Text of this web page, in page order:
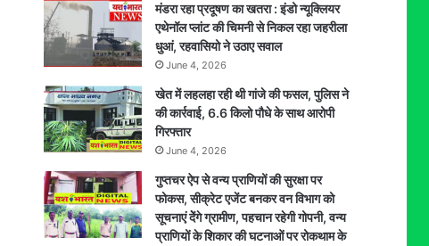
शुरू
करने
का
अल्टीमेटम
मंडरा रहा प्रदूषण का खतरा : इंडो न्यूक्लियर
एथेनॉल प्लांट की चिमनी से निकल रहा जहरीला
धुआं, रहवासियो ने उठाए सवाल
June 4, 2026
खेत में लहलहा रही थी गांजे की फसल, पुलिस ने
की कार्रवाई, 6.6 किलो पौधे के साथ आरोपी
गिरफ्तार
June 4, 2026
गुप्तचर ऐप से वन्य प्राणियों की सुरक्षा पर
फोकस, सीक्रेट एजेंट बनकर वन विभाग को
सूचनाएं देेंगे ग्रामीण, पहचान रहेगी गोपनी, वन्य
प्राणियों के शिकार की घटनाओं पर रोकथाम के